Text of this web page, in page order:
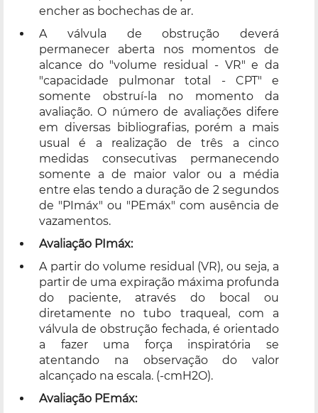
encher as bochechas de ar.
A válvula de obstrução deverá
permanecer aberta nos momentos de
alcance do "volume residual - VR" e da
"capacidade pulmonar total - CPT" e
somente obstruí-la no momento da
avaliação. O número de avaliações difere
em diversas bibliografias, porém a mais
usual é a realização de três a cinco
medidas consecutivas permanecendo
somente a de maior valor ou a média
entre elas tendo a duração de 2 segundos
de "PImáx" ou "PEmáx" com ausência de
vazamentos.
Avaliação PImáx:
A partir do volume residual (VR), ou seja, a
partir de uma expiração máxima profunda
do paciente, através do bocal ou
diretamente no tubo traqueal, com a
válvula de obstrução fechada, é orientado
a fazer uma força inspiratória se
atentando na observação do valor
alcançado na escala. (-cmH2O).
Avaliação PEmáx: